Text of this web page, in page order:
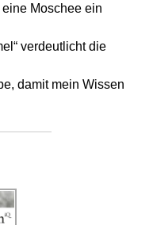
Moschee ein
verdeutlicht die
damit mein Wissen